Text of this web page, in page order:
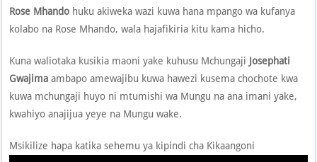
Rose Mhando huku akiweka wazi kuwa hana mpango wa kufanya
kolabo na Rose Mhando, wala hajafikiria kitu kama hicho.
Kuna waliotaka kusikia maoni yake kuhusu Mchungaji Josephati
Gwajima ambapo amewajibu kuwa hawezi kusema chochote kwa
kuwa mchungaji huyo ni mtumishi wa Mungu na ana imani yake,
kwahiyo anajijua yeye na Mungu wake.
Msikilize hapa katika sehemu ya kipindi cha Kikaangoni